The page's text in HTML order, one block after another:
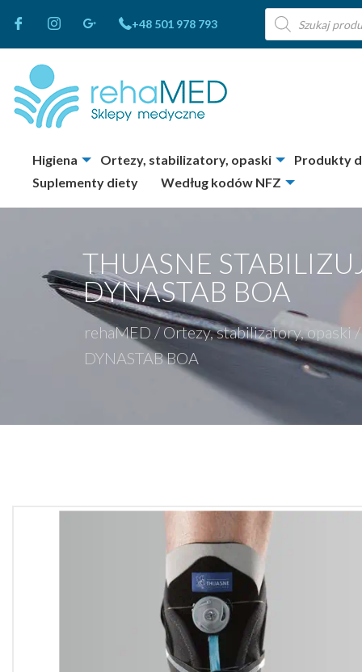
+48 501 978 793
Wyszukiwarka
produktów
Higiena Ortezy, stabilizatory, opaski Produkty
Suplementy diety
Według kodów NFZ
THUASNE
DYNASTAB BOA
rehaMED /Ortezy, stabilizatory, opaski /
DYNASTAB BOA